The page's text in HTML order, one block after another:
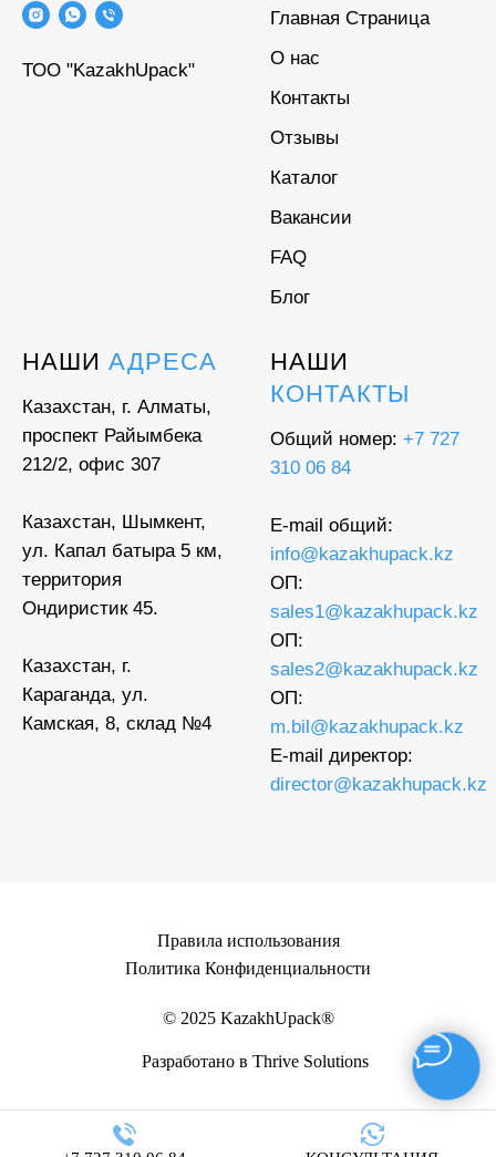
ТОО "KazakhUpack"
Главная Страница
О нас
Контакты
Отзывы
Каталог
Вакансии
FAQ
Блог
НАШИ АДРЕСА
Казахстан, г. Алматы,
проспект Райымбека
212/2, офис 307
Казахстан, Шымкент,
ул. Капал батыра 5 км,
территория
Ондиристик 45.
Казахстан, г.
Караганда, ул.
Камская, 8, склад №4
НАШИ
КОНТАКТЫ
Общий номер: +7 727
310 06 84
E-mail общий:
info@kazakhupack.kz
ОП:
sales1@kazakhupack.kz
ОП:
sales2@kazakhupack.kz
ОП:
m.bil@kazakhupack.kz
E-mail директор:
director@kazakhupack.kz
Правила использования
Политика Конфиденциальности
© 2025 KazakhUpack®
Разработано в Thrive Solutions